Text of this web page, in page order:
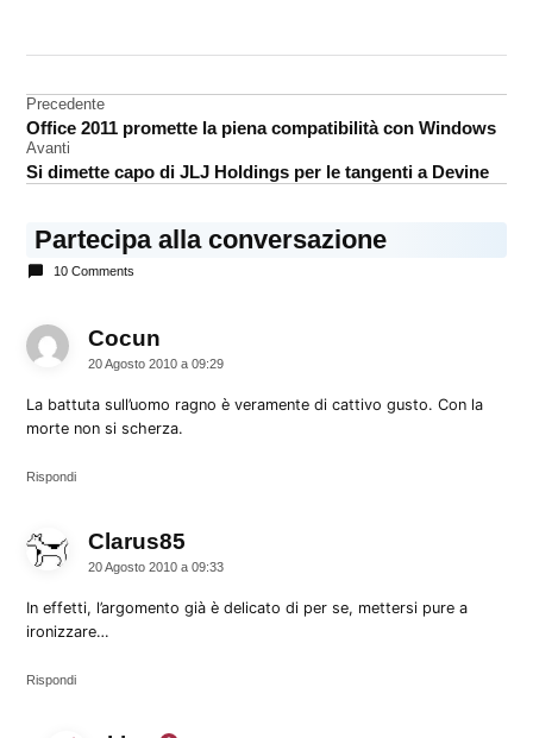
Foxconn
Navigazione
articoli
Precedente
Office 2011 promette la piena compatibilità con Windows
Avanti
Si dimette capo di JLJ Holdings per le tangenti a Devine
Partecipa alla conversazione
10 Comments
Cocun
20 Agosto 2010 a 09:29
La battuta sull’uomo ragno è veramente di cattivo gusto. Con la
morte non si scherza.
Rispondi
Clarus85
20 Agosto 2010 a 09:33
In effetti, l’argomento già è delicato di per se, mettersi pure a
ironizzare…
Rispondi